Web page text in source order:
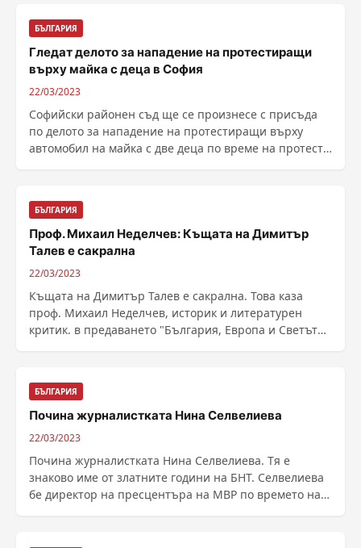
БЪЛГАРИЯ
Гледат делото за нападение на протестиращи
върху майка с деца в София
22/03/2023
Софийски районен съд ще се произнесе с присъда
по делото за нападение на протестиращи върху
автомобил на майка с две деца по време на протеста
БЪЛГАРИЯ
Проф. Михаил Неделчев: Къщата на Димитър
Талев е сакрална
22/03/2023
Къщата на Димитър Талев е сакрална. Това каза
проф. Михаил Неделчев, историк и литературен
критик. в предаването "България, Европа и Светът
БЪЛГАРИЯ
Почина журналистката Нина Селвелиева
22/03/2023
Почина журналистката Нина Селвелиева. Тя е
знаково име от златните години на БНТ. Селвелиева
бе директор на пресцентъра на МВР по времето на